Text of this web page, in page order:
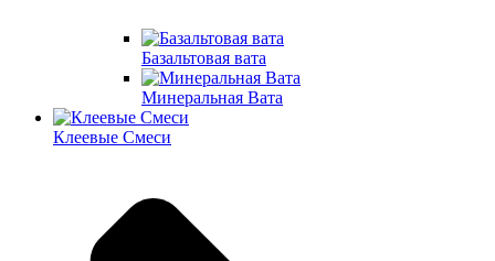
Базальтовая вата
Минеральная Вата
Клеевые Смеси